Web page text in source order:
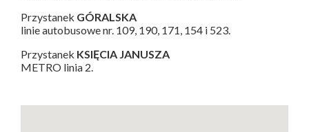
Przystanek GÓRALSKA
linie autobusowe nr. 109, 190, 171, 154 i 523.
Przystanek KSIĘCIA JANUSZA
METRO linia 2.